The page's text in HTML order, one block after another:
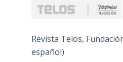
Revista Telos,
español)